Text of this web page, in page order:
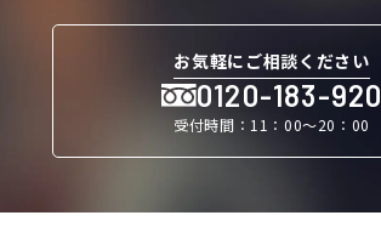
お気軽にご相談ください
0120-183-920
受付時間：11：00〜20：00